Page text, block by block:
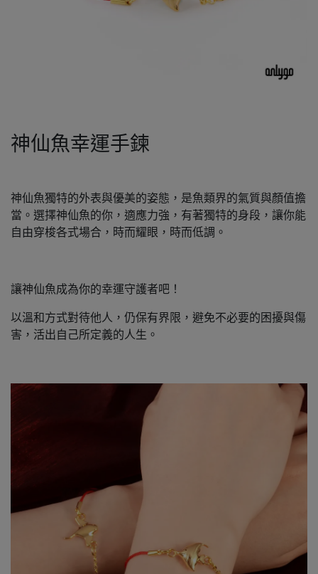
神仙魚幸運手鍊
神仙魚獨特的外表與優美的姿態，是魚類界的氣質與顏值擔
當。選擇神仙魚的你，適應力強，有著獨特的身段，讓你能
自由穿梭各式場合，時而耀眼，時而低調。
讓神仙魚成為你的幸運守護者吧！
以溫和方式對待他人，仍保有界限，避免不必要的困擾與傷
害，活出自己所定義的人生。